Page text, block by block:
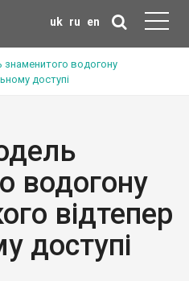
uk ru en
водогону
доступі
водогону
відтепер
доступі